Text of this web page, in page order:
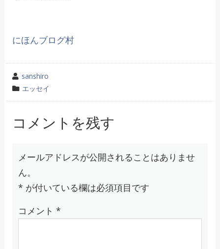
にほんブログ村
投
稿
者
sanshiro
カ
テ
リ
エッセイ
コメントを残す
メールアドレスが公開されることはありませ
ん。
* が付いている欄は必須項目です
コメント *